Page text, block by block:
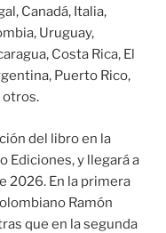
Canadá, Italia,
Uruguay,
Costa Rica, El
Puerto Rico,
otros.
del libro en la
Ediciones, y llegará a
2026. En la primera
Ramón
que en la segunda